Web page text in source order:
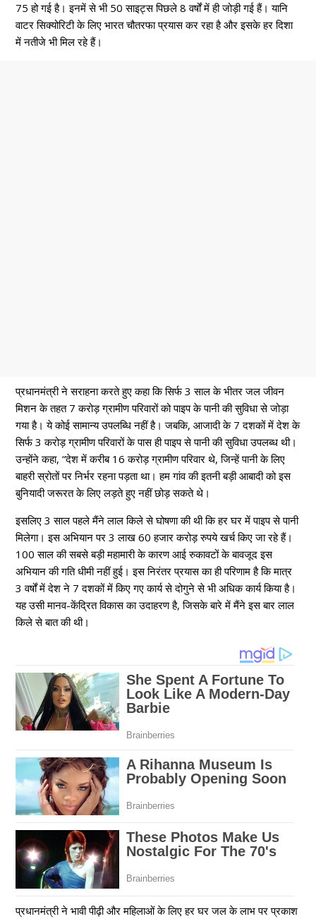
75 हो गई है। इनमें से भी 50 साइट्स पिछले 8 वर्षों में ही जोड़ी गई हैं। यानि
वाटर सिक्योरिटी के लिए भारत चौतरफा प्रयास कर रहा है और इसके हर दिशा
में नतीजे भी मिल रहे हैं।
प्रधानमंत्री ने सराहना करते हुए कहा कि सिर्फ 3 साल के भीतर जल जीवन
मिशन के तहत 7 करोड़ ग्रामीण परिवारों को पाइप के पानी की सुविधा से जोड़ा
गया है। ये कोई सामान्य उपलब्धि नहीं है। जबकि, आजादी के 7 दशकों में देश के
सिर्फ 3 करोड़ ग्रामीण परिवारों के पास ही पाइप से पानी की सुविधा उपलब्ध थी।
उन्होंने कहा, “देश में करीब 16 करोड़ ग्रामीण परिवार थे, जिन्हें पानी के लिए
बाहरी स्रोतों पर निर्भर रहना पड़ता था। हम गांव की इतनी बड़ी आबादी को इस
बुनियादी जरूरत के लिए लड़ते हुए नहीं छोड़ सकते थे।
इसलिए 3 साल पहले मैंने लाल किले से घोषणा की थी कि हर घर में पाइप से पानी
मिलेगा। इस अभियान पर 3 लाख 60 हजार करोड़ रुपये खर्च किए जा रहे हैं।
100 साल की सबसे बड़ी महामारी के कारण आई रुकावटों के बावजूद इस
अभियान की गति धीमी नहीं हुई। इस निरंतर प्रयास का ही परिणाम है कि मात्र
3 वर्षों में देश ने 7 दशकों में किए गए कार्य से दोगुने से भी अधिक कार्य किया है।
यह उसी मानव-केंद्रित विकास का उदाहरण है, जिसके बारे में मैंने इस बार लाल
किले से बात की थी।
प्रधानमंत्री ने भावी पीढ़ी और महिलाओं के लिए हर घर जल के लाभ पर प्रकाश